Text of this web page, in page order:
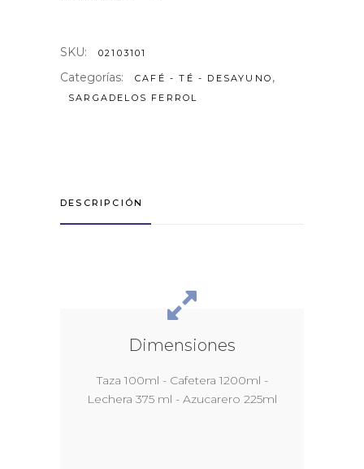
SKU: 02103101
Categorías: CAFÉ - TÉ - DESAYUNO ,
SARGADELOS FERROL
DESCRIPCIÓN
Dimensiones
Taza 100ml - Cafetera 1200ml -
Lechera 375 ml - Azucarero 225ml